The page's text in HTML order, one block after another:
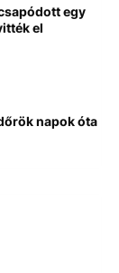
egy
el
napok óta